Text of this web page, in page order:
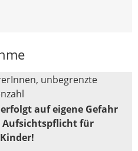
unbegrenzte
auf eigene Gefahr
Aufsichtspflicht für